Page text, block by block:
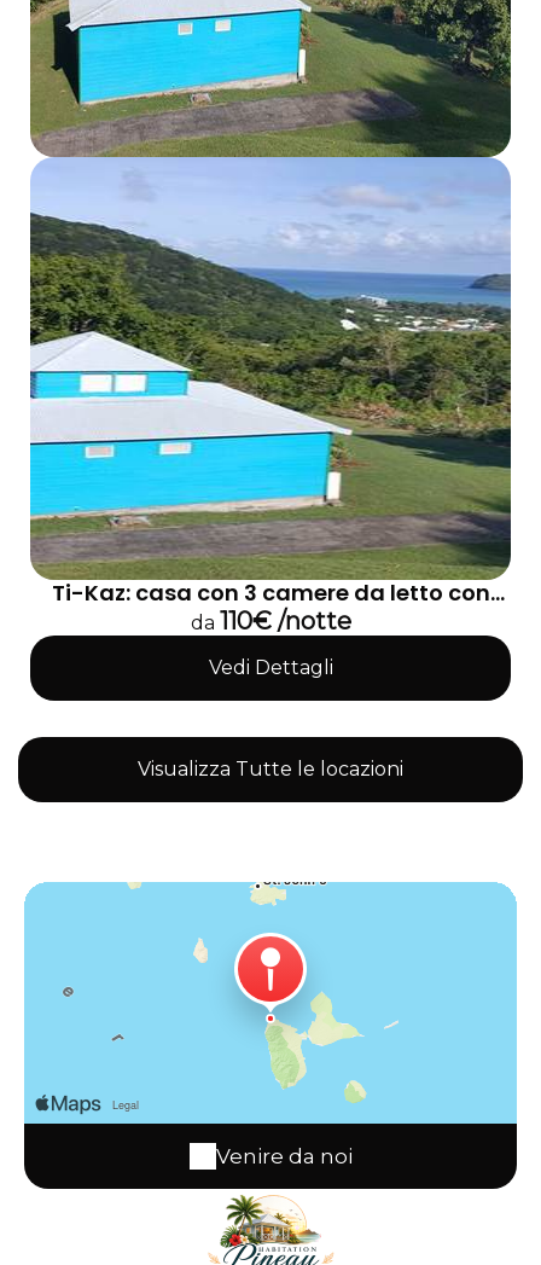
Ti-Kaz: casa con 3 camere da letto con
vista mare e jacuzzi privata
da 110€ /notte
Vedi Dettagli
Visualizza Tutte le locazioni
Venire da noi